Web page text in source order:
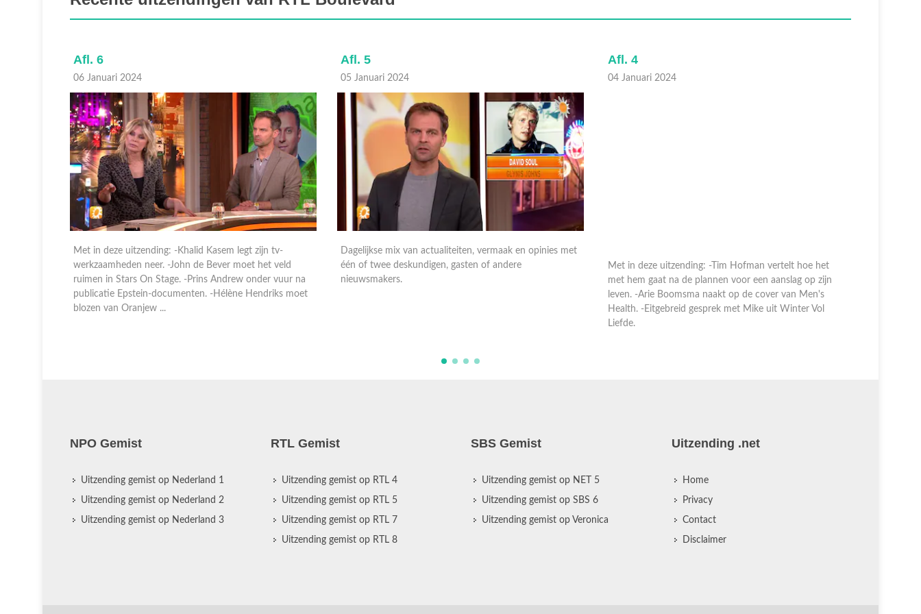
Afl. 6
06 Januari 2024
Met in deze uitzending: -Khalid Kasem legt zijn tv-
werkzaamheden neer. -John de Bever moet het veld
ruimen in Stars On Stage. -Prins Andrew onder vuur na
publicatie Epstein-documenten. -Hélène Hendriks moet
blozen van Oranjew ...
Afl. 5
05 Januari 2024
Dagelijkse mix van actualiteiten, vermaak en opinies met
één of twee deskundigen, gasten of andere
nieuwsmakers.
Afl. 4
04 Januari 2024
met hem gaat na de plannen voor een aanslag op zijn
leven. -Arie Boomsma naakt op de cover van Men's
Health. -Eitgebreid gesprek met Mike uit Winter Vol
Liefde.
NPO Gemist
Uitzending gemist op Nederland 1
Uitzending gemist op Nederland 2
Uitzending gemist op Nederland 3
RTL Gemist
Uitzending gemist op RTL 4
Uitzending gemist op RTL 5
Uitzending gemist op RTL 7
Uitzending gemist op RTL 8
SBS Gemist
Uitzending gemist op NET 5
Uitzending gemist op SBS 6
Uitzending gemist op Veronica
Uitzending .net
Home
Privacy
Contact
Disclaimer